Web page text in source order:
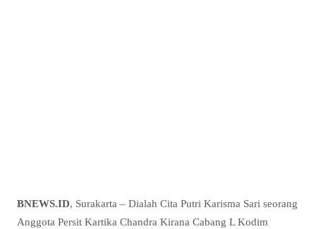
BNEWS.ID, Surakarta – Dialah Cita Putri Karisma Sari seorang
Anggota Persit Kartika Chandra Kirana Cabang L Kodim